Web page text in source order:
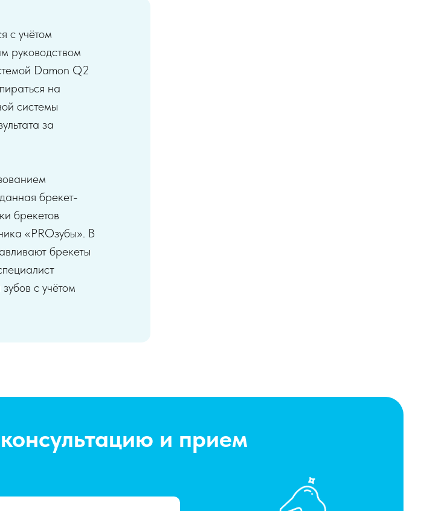
с учётом
руководством
Damon Q2
на
системы
за
брекет-
брекетов
«PROзубы». В
брекеты
с учётом
и прием